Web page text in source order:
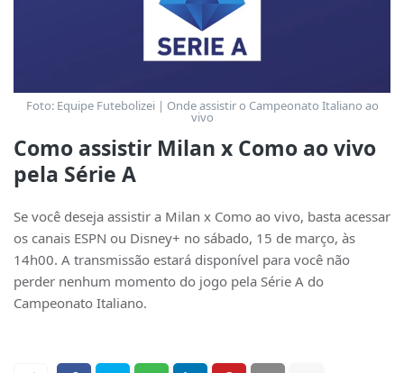
Foto: Equipe Futebolizei | Onde assistir o Campeonato Italiano ao
vivo
Como assistir Milan x Como ao vivo
pela Série A
Se você deseja assistir a Milan x Como ao vivo, basta acessar
os canais ESPN ou Disney+ no sábado, 15 de março, às
14h00. A transmissão estará disponível para você não
perder nenhum momento do jogo pela Série A do
Campeonato Italiano.